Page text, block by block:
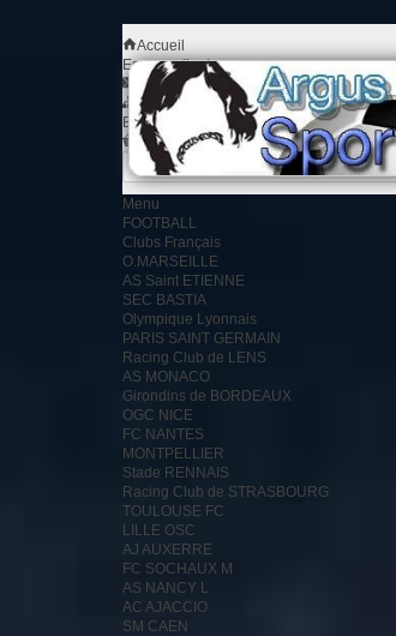
Accueil
Espace client
Contact
Plan du site
Bienvenue
Identifiez-vous
Votre compte
Votre panier 0produit0.00 €
Menu
FOOTBALL
Clubs Français
O.MARSEILLE
AS Saint ETIENNE
SEC BASTIA
Olympique Lyonnais
PARIS SAINT GERMAIN
Racing Club de LENS
AS MONACO
Girondins de BORDEAUX
OGC NICE
FC NANTES
MONTPELLIER
Stade RENNAIS
Racing Club de STRASBOURG
TOULOUSE FC
LILLE OSC
AJ AUXERRE
FC SOCHAUX M
AS NANCY L
AC AJACCIO
SM CAEN